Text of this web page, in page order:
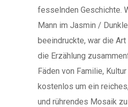
fesselnden Geschichte.
Mann im Jasmin /
beeindruckte, war die
die Erzählung
Fäden von Familie,
kostenlos um ein
und rührendes Mosaik